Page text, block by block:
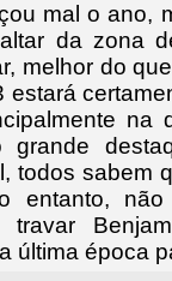
mal o ano,
da zona
melhor do
estará
na
grande
todos sabem
entanto,
travar
última época